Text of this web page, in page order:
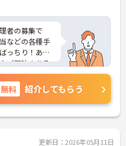
者の募集で
などの各種手
っちり！あな
ご興味のある
、お気軽にご
無料 紹介してもらう
更新日：2026年05月11日